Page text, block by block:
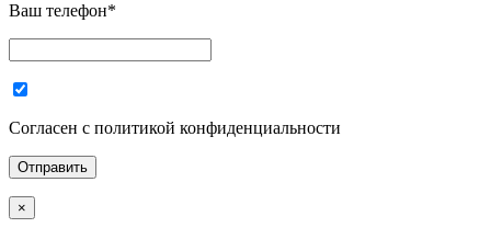
Ваш телефон*
Согласен с политикой конфиденциальности
×